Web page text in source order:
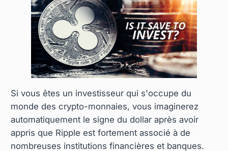
Si vous êtes un investisseur qui s'occupe du
monde des crypto-monnaies, vous imaginerez
automatiquement le signe du dollar après avoir
appris que Ripple est fortement associé à de
nombreuses institutions financières et banques.